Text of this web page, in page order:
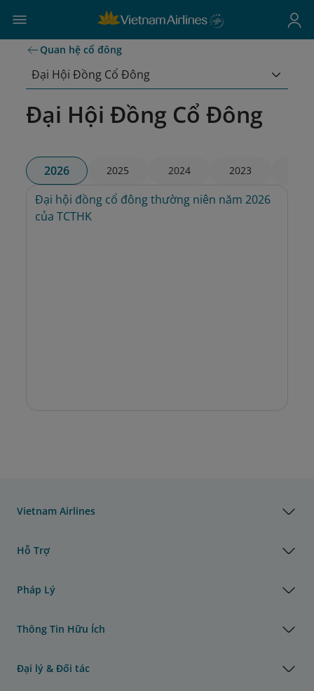
Quan hệ cổ đông
Đại Hội Đồng Cổ Đông
Đại Hội Đồng Cổ Đông
2026 2025 2024 2023
Đại hội đồng cổ đông thường niên năm 2026
của TCTHK
Vietnam Airlines
Hỗ Trợ
Pháp Lý
Thông Tin Hữu Ích
Đại lý & Đối tác